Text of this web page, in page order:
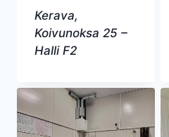
Kerava,
Koivunoksa 25 –
Halli F2